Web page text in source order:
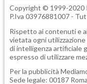
Copyright © 1999-2020
P.Iva 03976881007 -
Rispetto ai contenuti e
vietata ogni
di intelligenza artificiale
espresso di utilizzare
Per la pubblicità
Sede legale: 00187